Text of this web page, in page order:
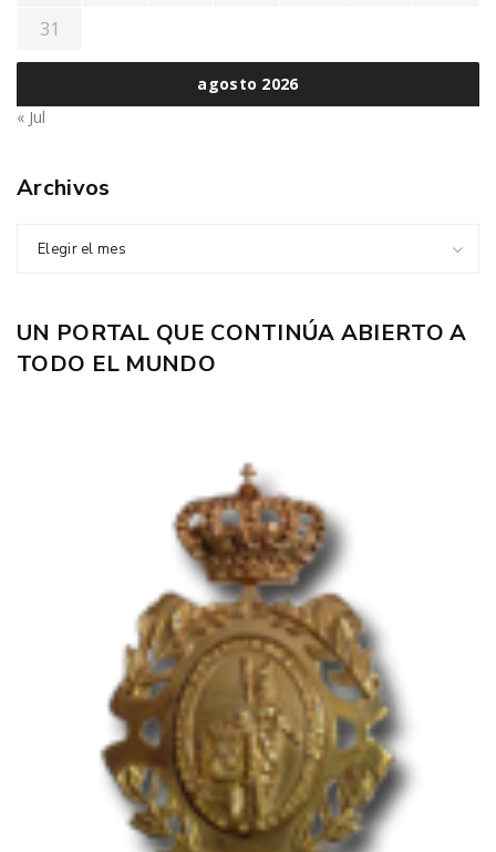
agosto 2026
31
« Jul
Archivos
Elegir el mes
UN PORTAL QUE CONTINÚA ABIERTO A
TODO EL MUNDO